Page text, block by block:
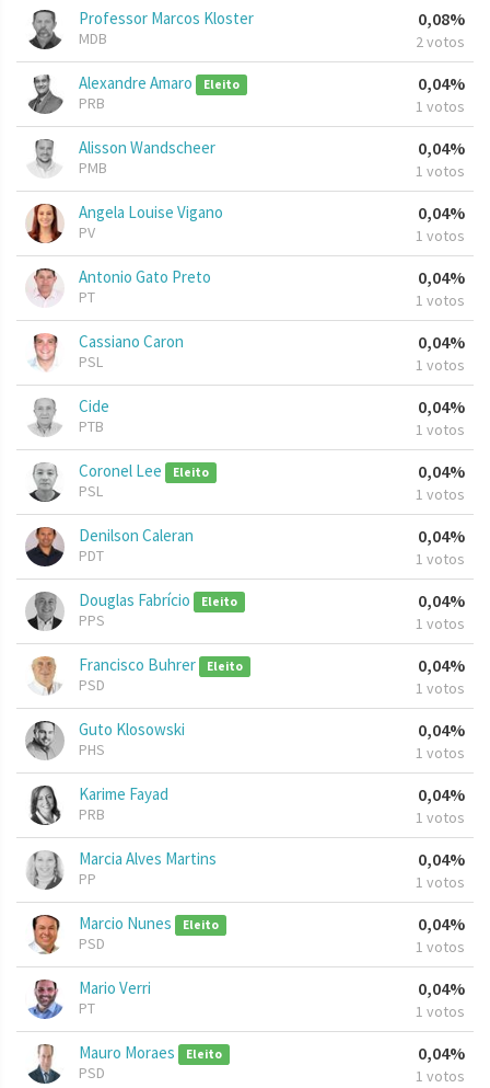
Professor Marcos Kloster
MDB
0,08%
2 votos
Alexandre Amaro Eleito
PRB
0,04%
1 votos
Alisson Wandscheer
PMB
0,04%
1 votos
Angela Louise Vigano
PV
0,04%
1 votos
Antonio Gato Preto
PT
0,04%
1 votos
Cassiano Caron
PSL
0,04%
1 votos
Cide
PTB
0,04%
1 votos
Coronel Lee Eleito
PSL
0,04%
1 votos
Denilson Caleran
PDT
0,04%
1 votos
Douglas Fabrício Eleito
PPS
0,04%
1 votos
Francisco Buhrer Eleito
PSD
0,04%
1 votos
Guto Klosowski
PHS
0,04%
1 votos
Karime Fayad
PRB
0,04%
1 votos
Marcia Alves Martins
PP
0,04%
1 votos
Marcio Nunes Eleito
PSD
0,04%
1 votos
Mario Verri
PT
0,04%
1 votos
Mauro Moraes Eleito
PSD
0,04%
1 votos